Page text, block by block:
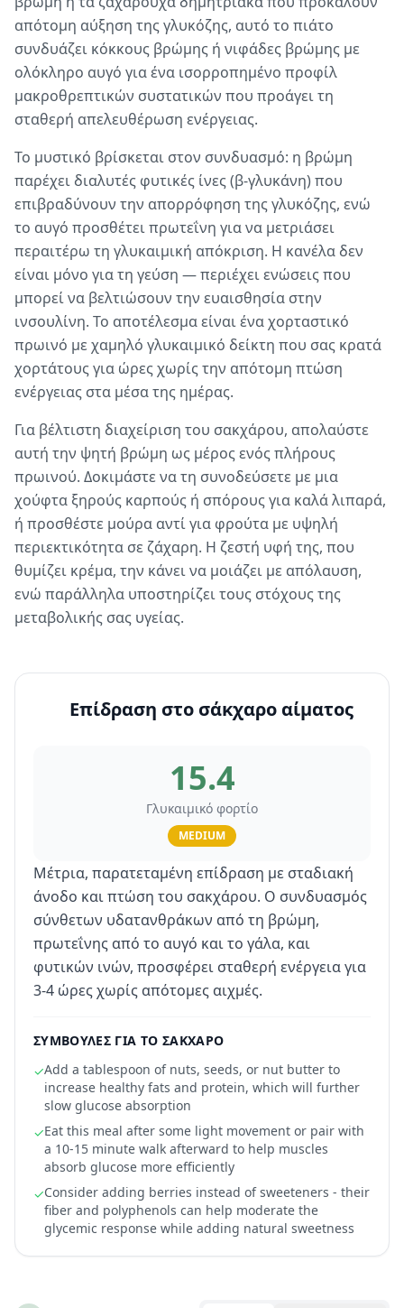
απότομη αύξηση της γλυκόζης, αυτό το πιάτο
συνδυάζει κόκκους βρώμης ή νιφάδες βρώμης με
ολόκληρο αυγό για ένα ισορροπημένο προφίλ
μακροθρεπτικών συστατικών που προάγει τη
σταθερή απελευθέρωση ενέργειας.
Το μυστικό βρίσκεται στον συνδυασμό: η βρώμη
παρέχει διαλυτές φυτικές ίνες (β-γλυκάνη) που
επιβραδύνουν την απορρόφηση της γλυκόζης, ενώ
το αυγό προσθέτει πρωτεΐνη για να μετριάσει
περαιτέρω τη γλυκαιμική απόκριση. Η κανέλα δεν
είναι μόνο για τη γεύση — περιέχει ενώσεις που
μπορεί να βελτιώσουν την ευαισθησία στην
ινσουλίνη. Το αποτέλεσμα είναι ένα χορταστικό
πρωινό με χαμηλό γλυκαιμικό δείκτη που σας κρατά
χορτάτους για ώρες χωρίς την απότομη πτώση
ενέργειας στα μέσα της ημέρας.
Για βέλτιστη διαχείριση του σακχάρου, απολαύστε
αυτή την ψητή βρώμη ως μέρος ενός πλήρους
πρωινού. Δοκιμάστε να τη συνοδεύσετε με μια
χούφτα ξηρούς καρπούς ή σπόρους για καλά λιπαρά,
ή προσθέστε μούρα αντί για φρούτα με υψηλή
περιεκτικότητα σε ζάχαρη. Η ζεστή υφή της, που
θυμίζει κρέμα, την κάνει να μοιάζει με απόλαυση,
ενώ παράλληλα υποστηρίζει τους στόχους της
μεταβολικής σας υγείας.
Επίδραση στο σάκχαρο αίματος
15.4
Γλυκαιμικό φορτίο
MEDIUM
Μέτρια, παρατεταμένη επίδραση με σταδιακή
άνοδο και πτώση του σακχάρου. Ο συνδυασμός
σύνθετων υδατανθράκων από τη βρώμη,
πρωτεΐνης από το αυγό και το γάλα, και
φυτικών ινών, προσφέρει σταθερή ενέργεια για
3-4 ώρες χωρίς απότομες αιχμές.
ΣΥΜΒΟΥΛΈΣ ΓΙΑ ΤΟ ΣΆΚΧΑΡΟ
✓Add a tablespoon of nuts, seeds, or nut butter to
increase healthy fats and protein, which will further
slow glucose absorption
✓Eat this meal after some light movement or pair with
a 10-15 minute walk afterward to help muscles
absorb glucose more efficiently
✓Consider adding berries instead of sweeteners - their
fiber and polyphenols can help moderate the
glycemic response while adding natural sweetness